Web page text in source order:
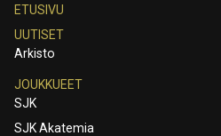
ETUSIVU
UUTISET
Arkisto
JOUKKUEET
SJK
SJK Akatemia